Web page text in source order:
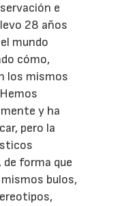
e
28 años
mundo
cómo,
los mismos
y ha
pero la
forma que
bulos,